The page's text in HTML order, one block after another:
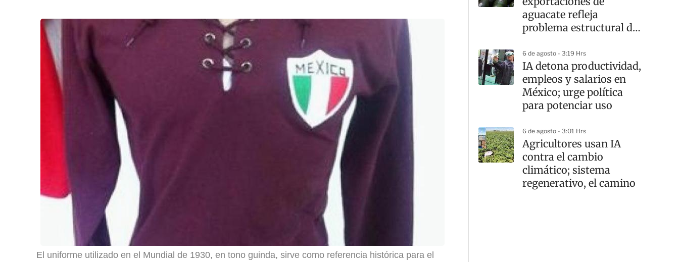
El uniforme utilizado en el Mundial de 1930, en tono guinda, sirve como referencia histórica para el
aguacate refleja
problema estructural de
6 de agosto - 3:19 Hrs
IA detona productividad,
empleos y salarios en
México; urge política
para potenciar uso
6 de agosto - 3:01 Hrs
Agricultores usan IA
contra el cambio
climático; sistema
regenerativo, el camino